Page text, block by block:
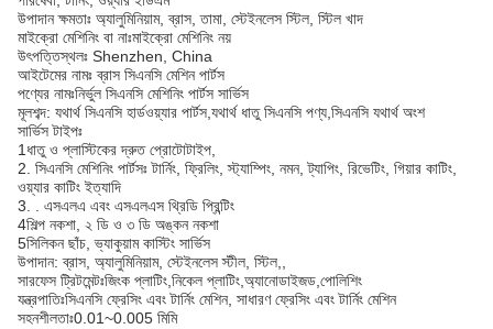
উপাদান ক্ষমতাঃ অ্যালুমিনিয়াম, ব্রাস, তামা, স্টেইনলেস স্টিল, স্টিল খাদ
মাইক্রো মেশিনিং বা নাঃমাইক্রো মেশিনিং নয়
উৎপত্তিস্থলঃ Shenzhen, China
আইটেমের নামঃ ব্রাস সিএনসি মেশিন পার্টস
পণ্যের নামঃনির্ভুল সিএনসি মেশিনিং পার্টস সার্ভিস
মূলশব্দ: যথার্থ সিএনসি হার্ডওয়্যার পার্টস,যথার্থ ধাতু সিএনসি পণ্য,সিএনসি যথার্থ অংশ
সার্ভিস টাইপঃ
1ধাতু ও প্লাস্টিকের দ্রুত প্রোটোটাইপ,
2. সিএনসি মেশিনিং পার্টসঃ টার্নিং, ফ্রিলিং, স্ট্যাম্পিং, নমন, ট্যাপিং, রিভেটিং, গিয়ার কাটিং,
ওয়্যার কাটিং ইত্যাদি
3. . এসএলএ এবং এসএলএস থ্রিডি প্রিন্টিং
4শিল্প নকশা, ২ ডি ও ৩ ডি অঙ্কন নকশা
5সিলিকন ছাঁচ, ভ্যাকুয়াম কাস্টিং সার্ভিস
উপাদান: ব্রাস, অ্যালুমিনিয়াম, স্টেইনলেস স্টীল, স্টিল,,
সারফেস ট্রিটমেন্টঃজিংক প্লাটিং,নিকেল প্লাটিং,অ্যানোডাইজড,পোলিশিং
যন্ত্রপাতিঃসিএনসি ফ্রেসিং এবং টার্নিং মেশিন, সাধারণ ফ্রেসিং এবং টার্নিং মেশিন
সহনশীলতাঃ0.01~0.005 মিমি